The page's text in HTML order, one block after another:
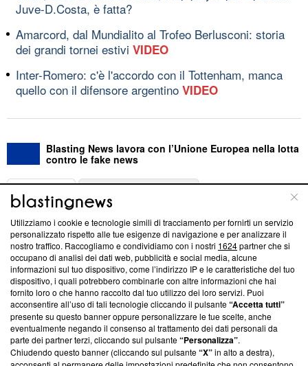
Juve-D.Costa, è fatta?
Amarcord, dal Mundialito al Trofeo Berlusconi: storia
dei grandi tornei estivi VIDEO
Inter-Romero: c'è l'accordo con il Tottenham, manca
quello con il difensore argentino VIDEO
Blasting News lavora con l’Unione Europea nella lotta
contro le fake news
ABOUT
Questa sezione offre informazioni trasparenti su Blasting
News, sui nostri processi editoriali e su come ci impegniamo a
creare news di qualità. Inoltre, afferma la nostra aderenza a
‘Trust Project - News with Integrity’Blasting News non è
ancora membro del programma, ma ha richiesto di farne
parte; Trust Project non ha ancora effettuato una verifica di
conformità agli standard.
Su di noi
Utilizziamo i cookie e tecnologie simili di tracciamento per fornirti un servizio
personalizzato rispetto alle tue esigenze di navigazione e per analizzare il
nostro traffico. Raccogliamo e condividiamo con i nostri 1624partner che si
occupano di analisi dei dati web, pubblicità e social media, alcune
informazioni sul tuo dispositivo, come l’indirizzo IP e le caratteristiche del tuo
dispositivo, i quali potrebbero combinarle con altre informazioni che hai
fornito loro o che hanno raccolto dal tuo utilizzo dei loro servizi. Puoi
acconsentire all’uso di tali tecnologie cliccando il pulsante“Accetta tutti”
presente su questo banner oppure personalizzare le tue scelte, anche
eventualmente negando il consenso al trattamento dei dati personali da
parte dei partner terzi, cliccando sul pulsante“Personalizza”.
Chiudendo questo banner (cliccando sul pulsante“X”in alto a destra),